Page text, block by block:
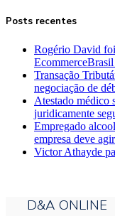
Posts recentes
Rogério David
Transação
negociação de
Atestado médico
juridicamente
Empregado
empresa deve
Victor Athayde
D&A ONLINE